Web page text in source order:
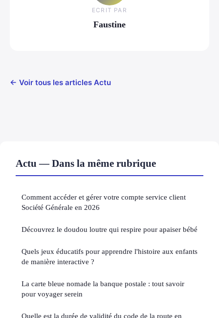
ECRIT PAR
Faustine
← Voir tous les articles Actu
Actu — Dans la même rubrique
Comment accéder et gérer votre compte service client
Société Générale en 2026
Découvrez le doudou loutre qui respire pour apaiser bébé
Quels jeux éducatifs pour apprendre l'histoire aux enfants
de manière interactive ?
La carte bleue nomade la banque postale : tout savoir
pour voyager serein
Quelle est la durée de validité du code de la route en